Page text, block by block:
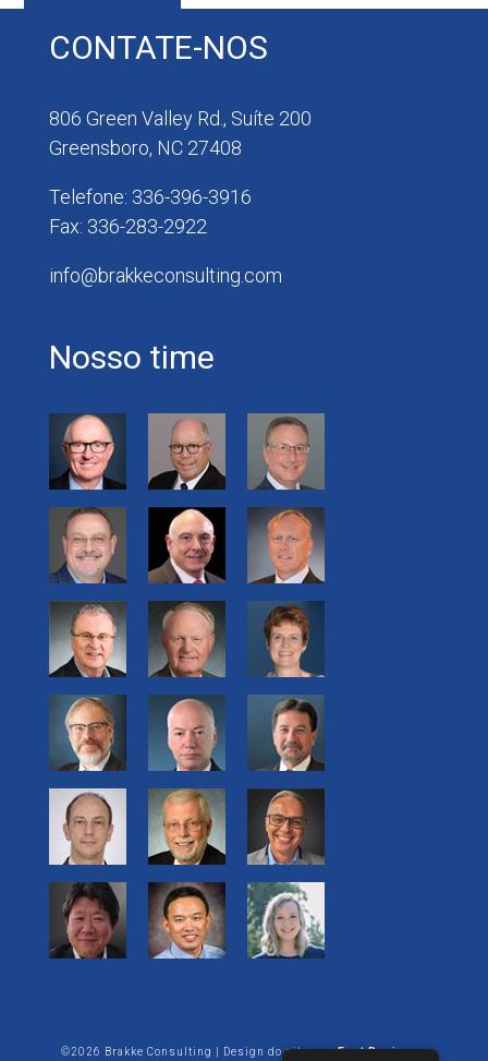
CONTATE-NOS
806 Green Valley Rd., Suíte 200
Greensboro, NC 27408
Telefone: 336-396-3916
Fax: 336-283-2922
info@brakkeconsulting.com
Nosso time
©2026 Brakke Consulting | Design do site por:Enet Business